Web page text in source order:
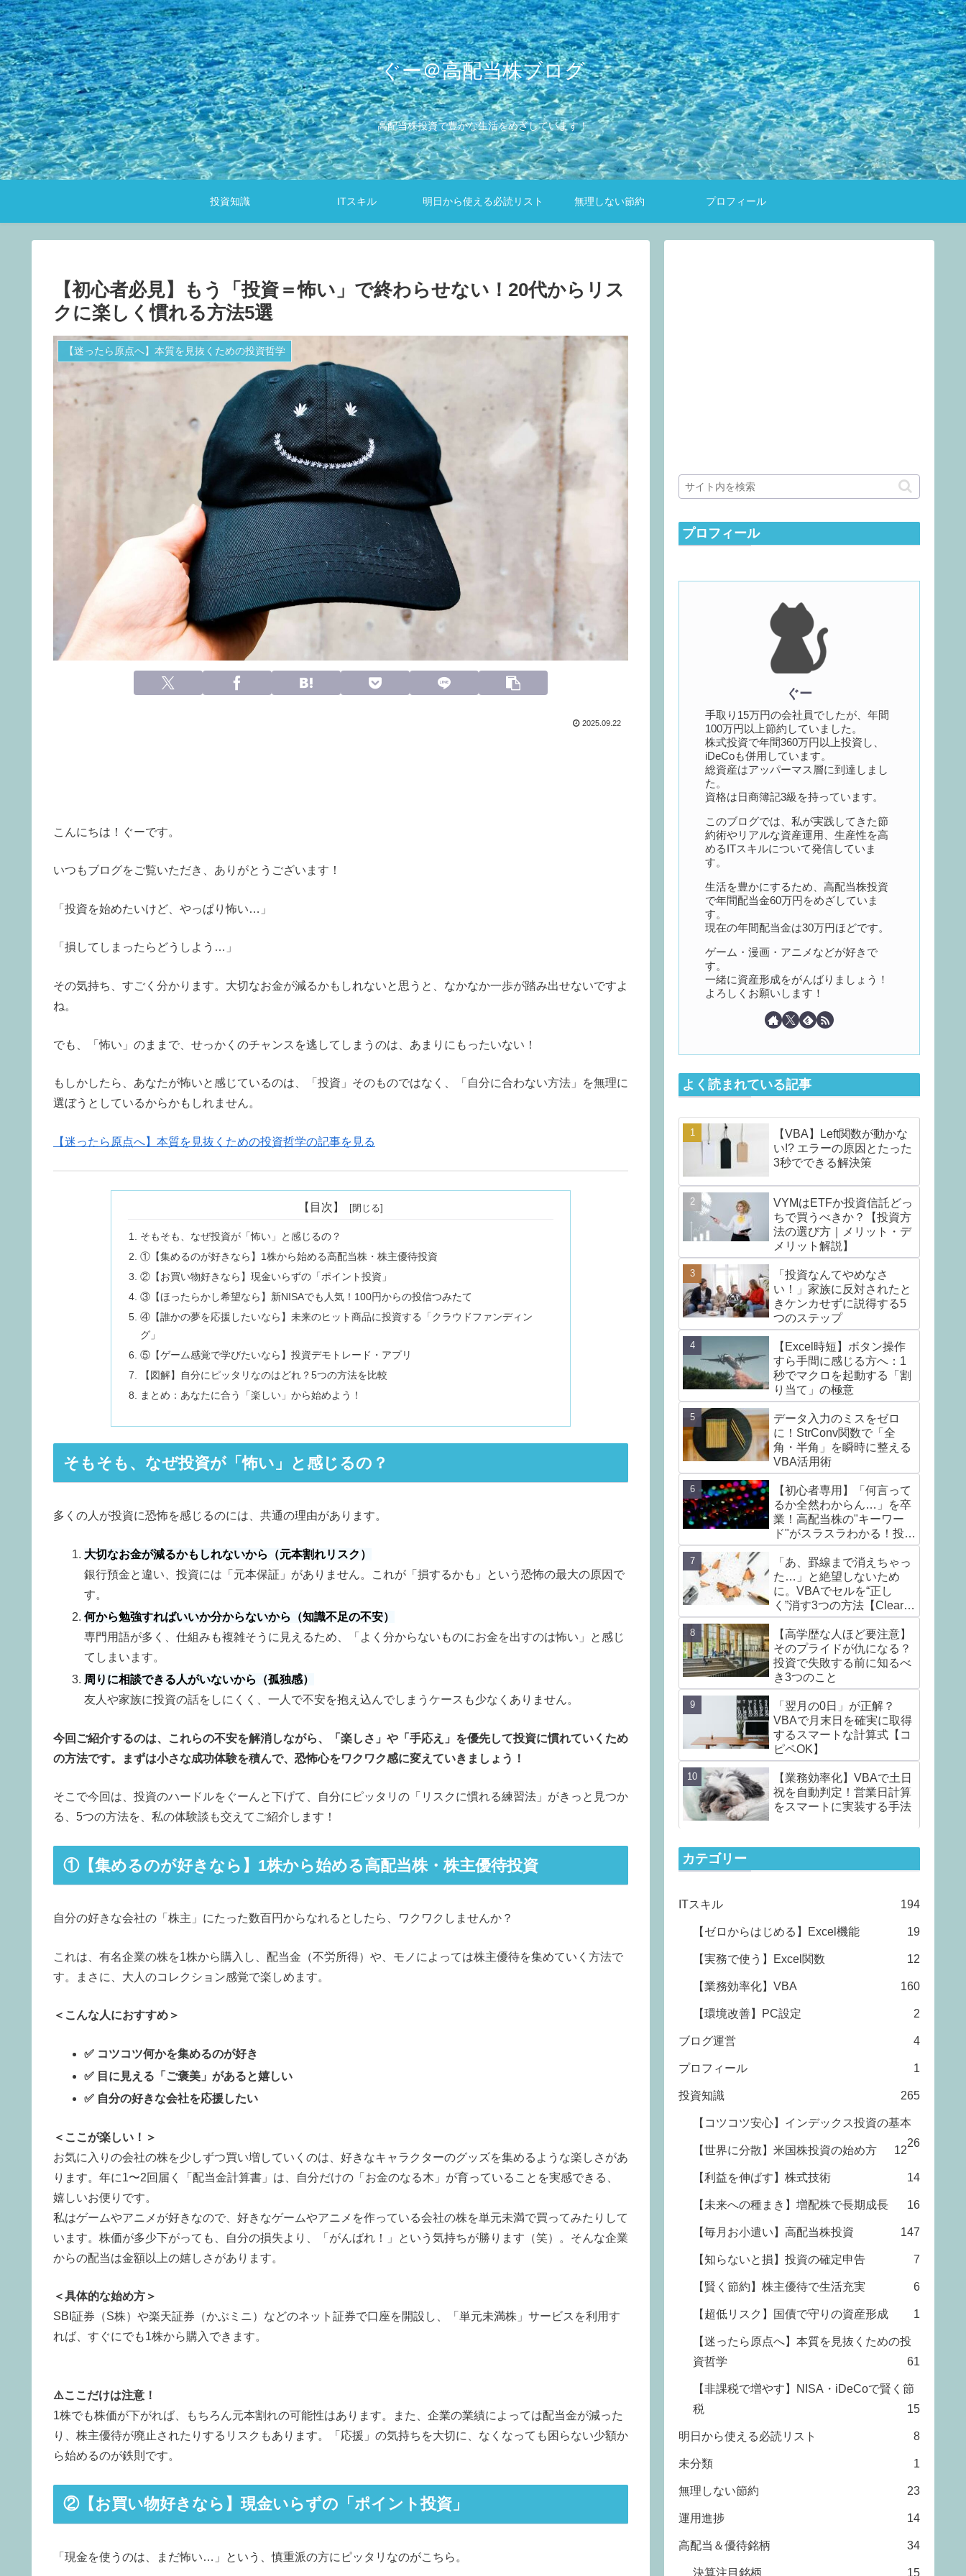
ぐー＠高配当株ブログ
高配当株投資で豊かな生活をめざしています！
投資知識 ITスキル 明日から使える必読リスト 無理しない節約 プロフィール
【初心者必見】もう「投資＝怖い」で終わらせない！20代からリス
クに楽しく慣れる方法5選
【迷ったら原点へ】本質を見抜くための投資哲学
2025.09.22
こんにちは！ぐーです。
いつもブログをご覧いただき、ありがとうございます！
「投資を始めたいけど、やっぱり怖い…」
「損してしまったらどうしよう…」
その気持ち、すごく分かります。大切なお金が減るかもしれないと思うと、なかなか一歩が踏み出せないですよ
ね。
でも、「怖い」のままで、せっかくのチャンスを逃してしまうのは、あまりにもったいない！
もしかしたら、あなたが怖いと感じているのは、「投資」そのものではなく、「自分に合わない方法」を無理に
選ぼうとしているからかもしれません。
【迷ったら原点へ】本質を見抜くための投資哲学の記事を見る
【目次】
そもそも、なぜ投資が「怖い」と感じるの？
①【集めるのが好きなら】1株から始める高配当株・株主優待投資
②【お買い物好きなら】現金いらずの「ポイント投資」
③【ほったらかし希望なら】新NISAでも人気！100円からの投信つみたて
④【誰かの夢を応援したいなら】未来のヒット商品に投資する「クラウドファンディン
グ」
⑤【ゲーム感覚で学びたいなら】投資デモトレード・アプリ
【図解】自分にピッタリなのはどれ？5つの方法を比較
まとめ：あなたに合う「楽しい」から始めよう！
そもそも、なぜ投資が「怖い」と感じるの？
多くの人が投資に恐怖を感じるのには、共通の理由があります。
大切なお金が減るかもしれないから（元本割れリスク）
銀行預金と違い、投資には「元本保証」がありません。これが「損するかも」という恐怖の最大の原因で
す。
何から勉強すればいいか分からないから（知識不足の不安）
専門用語が多く、仕組みも複雑そうに見えるため、「よく分からないものにお金を出すのは怖い」と感じ
てしまいます。
周りに相談できる人がいないから（孤独感）
友人や家族に投資の話をしにくく、一人で不安を抱え込んでしまうケースも少なくありません。
今回ご紹介するのは、これらの不安を解消しながら、 「楽しさ」や「手応え」を優先して投資に慣れていくため
の方法です。まずは小さな成功体験を積んで、恐怖心をワクワク感に変えていきましょう！
そこで今回は、投資のハードルをぐーんと下げて、自分にピッタリの「リスクに慣れる練習法」がきっと見つか
る、5つの方法を、私の体験談も交えてご紹介します！
①【集めるのが好きなら】1株から始める高配当株・株主優待投資
自分の好きな会社の「株主」にたった数百円からなれるとしたら、ワクワクしませんか？
これは、有名企業の株を1株から購入し、配当金（不労所得）や、モノによっては株主優待を集めていく方法で
す。まさに、大人のコレクション感覚で楽しめます。
＜こんな人におすすめ＞
✅ コツコツ何かを集めるのが好き
✅ 目に見える「ご褒美」があると嬉しい
✅ 自分の好きな会社を応援したい
＜ここが楽しい！＞
お気に入りの会社の株を少しずつ買い増していくのは、好きなキャラクターのグッズを集めるような楽しさがあ
ります。年に1〜2回届く「配当金計算書」は、自分だけの「お金のなる木」が育っていることを実感できる、
嬉しいお便りです。
私はゲームやアニメが好きなので、好きなゲームやアニメを作っている会社の株を単元未満で買ってみたりして
います。株価が多少下がっても、自分の損失より、「がんばれ！」という気持ちが勝ります（笑）。そんな企業
からの配当は金額以上の嬉しさがあります。
＜具体的な始め方＞
SBI証券（S株）や楽天証券（かぶミニ）などのネット証券で口座を開設し、「単元未満株」サービスを利用す
れば、すぐにでも1株から購入できます。
⚠️ここだけは注意！
1株でも株価が下がれば、もちろん元本割れの可能性はあります。また、企業の業績によっては配当金が減った
り、株主優待が廃止されたりするリスクもあります。「応援」の気持ちを大切に、なくなっても困らない少額か
ら始めるのが鉄則です。
②【お買い物好きなら】現金いらずの「ポイント投資」
「現金を使うのは、まだ怖い…」という、慎重派の方にピッタリなのがこちら。
プロフィール
ぐー
手取り15万円の会社員でしたが、年間
100万円以上節約していました。
株式投資で年間360万円以上投資し、
iDeCoも併用しています。
総資産はアッパーマス層に到達しまし
た。
資格は日商簿記3級を持っています。
このブログでは、私が実践してきた節
約術やリアルな資産運用、生産性を高
めるITスキルについて発信していま
す。
生活を豊かにするため、高配当株投資
で年間配当金60万円をめざしていま
す。
現在の年間配当金は30万円ほどです。
ゲーム・漫画・アニメなどが好きで
す。
一緒に資産形成をがんばりましょう！
よろしくお願いします！
よく読まれている記事
【VBA】Left関数が動かな
い!? エラーの原因とたった
3秒でできる解決策
VYMはETFか投資信託どっ
ちで買うべきか？【投資方
法の選び方｜メリット・デ
メリット解説】
「投資なんてやめなさ
い！」家族に反対されたと
きケンカせずに説得する5
つのステップ
【Excel時短】ボタン操作
すら手間に感じる方へ：1
秒でマクロを起動する「割
り当て」の極意
データ入力のミスをゼロ
に！StrConv関数で「全
角・半角」を瞬時に整える
VBA活用術
【初心者専用】「何言って
るか全然わからん…」を卒
業！高配当株の"キーワー
ド"がスラスラわかる！投資
の不安を楽しみに変える言
葉7選
「あ、罫線まで消えちゃっ
た…」と絶望しないため
に。VBAでセルを“正し
く”消す3つの方法【Clear /
ClearContents /
ClearFormats】
【高学歴な人ほど要注意】
そのプライドが仇になる？
投資で失敗する前に知るべ
き3つのこと
「翌月の0日」が正解？
VBAで月末日を確実に取得
するスマートな計算式【コ
ピペOK】
【業務効率化】VBAで土日
祝を自動判定！営業日計算
をスマートに実装する手法
カテゴリー
ITスキル 194
【ゼロからはじめる】Excel機能 19
【実務で使う】Excel関数 12
【業務効率化】VBA 160
【環境改善】PC設定 2
ブログ運営 4
プロフィール 1
投資知識 265
【コツコツ安心】インデックス投資の基本
26
【世界に分散】米国株投資の始め方 12
【利益を伸ばす】株式技術 14
【未来への種まき】増配株で長期成長 16
【毎月お小遣い】高配当株投資 147
【知らないと損】投資の確定申告 7
【賢く節約】株主優待で生活充実 6
【超低リスク】国債で守りの資産形成 1
【迷ったら原点へ】本質を見抜くための投
資哲学
61
【非課税で増やす】NISA・iDeCoで賢く節
税
15
明日から使える必読リスト 8
未分類 1
無理しない節約 23
運用進捗 14
高配当＆優待銘柄 34
決算注目銘柄 15